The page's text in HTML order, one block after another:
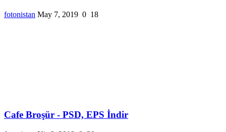
fotonistan May 7, 2019 0 18
Cafe Broşür - PSD, EPS İndir